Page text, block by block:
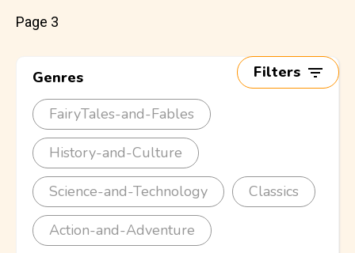
Page 3
Filters
Genres
FairyTales-and-Fables
History-and-Culture
Science-and-Technology Classics
Action-and-Adventure